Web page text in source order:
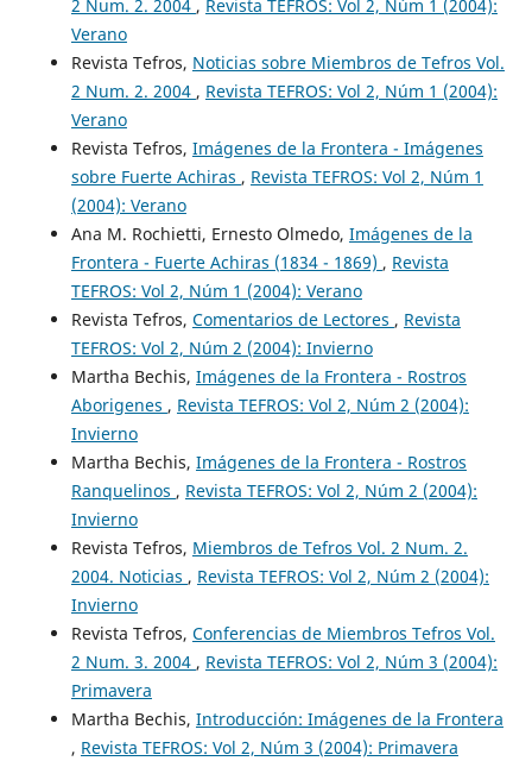
2 Num. 2. 2004 , Revista TEFROS: Vol 2, Núm 1 (2004):
Verano
Revista Tefros, Noticias sobre Miembros de Tefros Vol.
2 Num. 2. 2004 , Revista TEFROS: Vol 2, Núm 1 (2004):
Verano
Revista Tefros, Imágenes de la Frontera - Imágenes
sobre Fuerte Achiras , Revista TEFROS: Vol 2, Núm 1
(2004): Verano
Ana M. Rochietti, Ernesto Olmedo, Imágenes de la
Frontera - Fuerte Achiras (1834 - 1869) , Revista
TEFROS: Vol 2, Núm 1 (2004): Verano
Revista Tefros, Comentarios de Lectores , Revista
TEFROS: Vol 2, Núm 2 (2004): Invierno
Martha Bechis, Imágenes de la Frontera - Rostros
Aborigenes , Revista TEFROS: Vol 2, Núm 2 (2004):
Invierno
Martha Bechis, Imágenes de la Frontera - Rostros
Ranquelinos , Revista TEFROS: Vol 2, Núm 2 (2004):
Invierno
Revista Tefros, Miembros de Tefros Vol. 2 Num. 2.
2004. Noticias , Revista TEFROS: Vol 2, Núm 2 (2004):
Invierno
Revista Tefros, Conferencias de Miembros Tefros Vol.
2 Num. 3. 2004 , Revista TEFROS: Vol 2, Núm 3 (2004):
Primavera
Martha Bechis, Introducción: Imágenes de la Frontera
, Revista TEFROS: Vol 2, Núm 3 (2004): Primavera